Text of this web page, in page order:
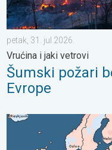
petak, 31. jul 2026.
Vrućina i jaki vetrovi
Šumski požari
Evrope
Rekordno topao jun u